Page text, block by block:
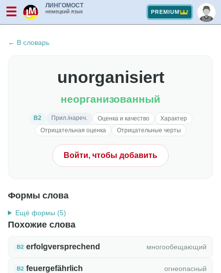
☰ ЛИНГОМОСТ
немецкий язык PREMIUM
← В словарь
unorganisiert
неорганизованный
B2 Прил./нареч. Оценка и качество
Характер
Отрицательная оценка
Отрицательные черты
Войти, чтобы добавить
Формы слова
Ещё формы (5)
Похожие слова
B2 erfolgversprechend многообещающий
B2 feuergefährlich огнеопасный